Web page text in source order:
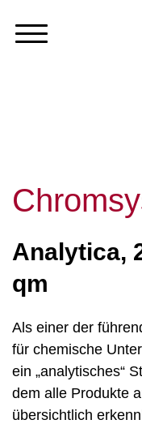
Analytica,
qm
Als einer der
für chemische
ein „analytisches“
dem alle Produkte
übersichtlich